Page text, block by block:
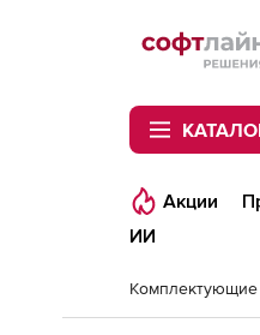
Softline
Акции
ИИ
Комплектующие